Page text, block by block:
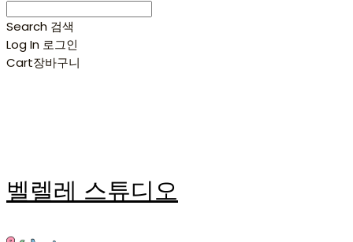
Search 검색
Log In 로그인
Cart장바구니
벨렐레 스튜디오